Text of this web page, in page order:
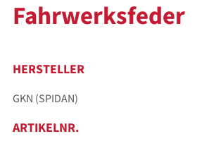
Fahrwerksfeder
HERSTELLER
GKN (SPIDAN)
ARTIKELNR.